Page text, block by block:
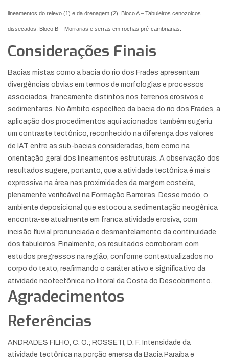
lineamentos do relevo (1) e da drenagem (2). Bloco A – Tabuleiros cenozoicos
dissecados. Bloco B – Morrarias e serras em rochas pré-cambrianas.
Considerações Finais
Bacias mistas como a bacia do rio dos Frades apresentam
divergências obvias em termos de morfologias e processos
associados, francamente distintos nos terrenos erosivos e
sedimentares. No âmbito específico da bacia do rio dos Frades, a
aplicação dos procedimentos aqui acionados também sugeriu
um contraste tectônico, reconhecido na diferença dos valores
de IAT entre as sub-bacias consideradas, bem como na
orientação geral dos lineamentos estruturais. A observação dos
resultados sugere, portanto, que a atividade tectônica é mais
expressiva na área nas proximidades da margem costeira,
plenamente verificável na Formação Barreiras. Desse modo, o
ambiente deposicional que estocou a sedimentação neogênica
encontra-se atualmente em franca atividade erosiva, com
incisão fluvial pronunciada e desmantelamento da continuidade
dos tabuleiros. Finalmente, os resultados corroboram com
estudos pregressos na região, conforme contextualizados no
corpo do texto, reafirmando o caráter ativo e significativo da
atividade neotectônica no litoral da Costa do Descobrimento.
Agradecimentos
Referências
ANDRADES FILHO, C. O.; ROSSETI, D. F. Intensidade da
atividade tectônica na porção emersa da Bacia Paraíba e